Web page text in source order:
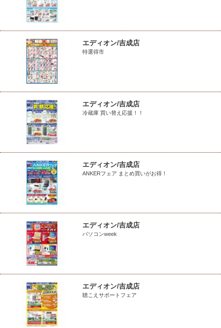
エディオン/吉成店
特選得市
エディオン/吉成店
冷蔵庫 買い替え応援！！
エディオン/吉成店
ANKERフェア まとめ買いがお得！
エディオン/吉成店
パソコンweek
エディオン/吉成店
聴こえサポートフェア